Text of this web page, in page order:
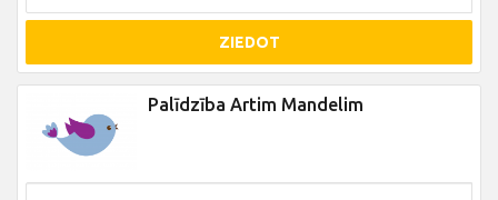
ZIEDOT
Palīdzība Artim Mandelim